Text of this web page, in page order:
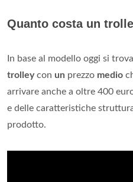
Quanto costa un
In base al modello oggi si
trolleycon un prezzo medio
arrivare anche a oltre 400
e delle caratteristiche
prodotto.